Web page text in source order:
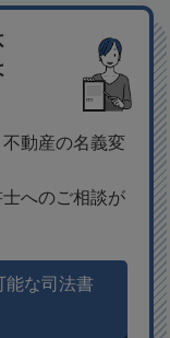
動産の名義変
へのご相談が
能な司法書